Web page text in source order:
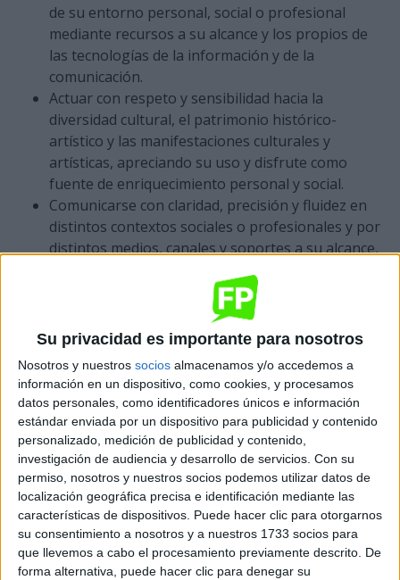
Su privacidad es importante para nosotros
Nosotros y nuestros socios almacenamos y/o accedemos a
información en un dispositivo, como cookies, y procesamos
datos personales, como identificadores únicos e información
estándar enviada por un dispositivo para publicidad y contenido
personalizado, medición de publicidad y contenido,
investigación de audiencia y desarrollo de servicios. Con su
permiso, nosotros y nuestros socios podemos utilizar datos de
localización geográfica precisa e identificación mediante las
características de dispositivos. Puede hacer clic para otorgarnos
su consentimiento a nosotros y a nuestros 1733 socios para
que llevemos a cabo el procesamiento previamente descrito. De
forma alternativa, puede hacer clic para denegar su
de su entorno personal, social o profesional
mediante recursos a su alcance y los propios de
las tecnologías de la información y de la
comunicación.
Actuar con respeto y sensibilidad hacia la
diversidad cultural, el patrimonio histórico-
artístico y las manifestaciones culturales y
artísticas, apreciando su uso y disfrute como
fuente de enriquecimiento personal y social.
Comunicarse con claridad, precisión y fluidez en
distintos contextos sociales o profesionales y por
distintos medios, canales y soportes a su alcance,
orales y escritos propios de la lengua castellana y,
en su caso, de la lengua cooficial.
Comunicarse en situaciones habituales tanto
recursos lingüísticos básicos en lengua
extranjera.
Realizar explicaciones sencillas sobre
acontecimientos y fenómenos característicos de
las sociedades contemporáneas a partir de
información histórica y geográfica a su
disposición.
Adaptarse a las nuevas situaciones laborales
originadas por cambios tecnológicos y
organizativos en su actividad laboral, utilizando